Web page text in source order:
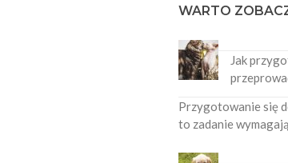
WARTO
Jak
Przygotowanie się
to zadanie